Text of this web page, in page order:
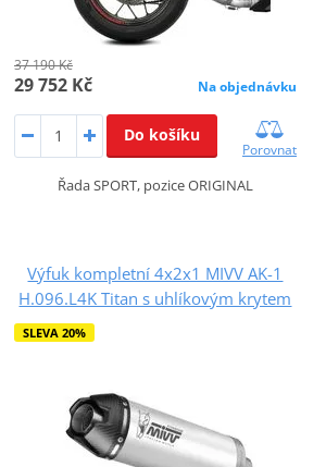
37 190 Kč
29 752 Kč Na objednávku
Do košíku
Porovnat
Řada SPORT, pozice ORIGINAL
Výfuk kompletní 4x2x1 MIVV AK-1
H.096.L4K Titan s uhlíkovým krytem
SLEVA 20%